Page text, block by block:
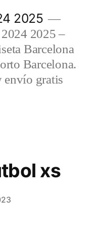
2025
2025 –
Barcelona
Barcelona.
envío gratis
xs